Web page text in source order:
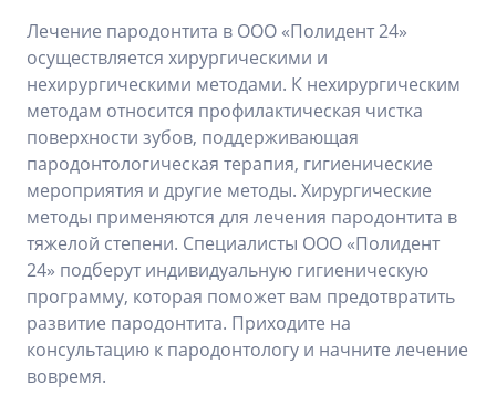
Лечение пародонтита в ООО «Полидент 24»
осуществляется хирургическими и
нехирургическими методами. К нехирургическим
методам относится профилактическая чистка
поверхности зубов, поддерживающая
пародонтологическая терапия, гигиенические
мероприятия и другие методы. Хирургические
методы применяются для лечения пародонтита в
тяжелой степени. Специалисты ООО «Полидент
24» подберут индивидуальную гигиеническую
программу, которая поможет вам предотвратить
развитие пародонтита. Приходите на
консультацию к пародонтологу и начните лечение
вовремя.